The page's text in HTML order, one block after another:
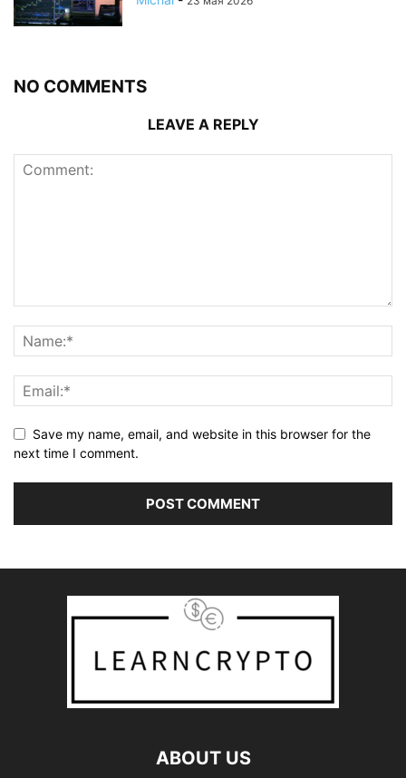
NO COMMENTS
LEAVE A REPLY
Save my name, email, and website in this browser for the
next time I comment.
ABOUT US